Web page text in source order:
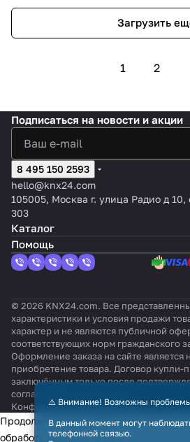
Загрузить
1 2
Подписаться на новости и акции
8 495 150 2593
hello@knx24.com
105005, Москва г. улица Радио д 10,
303
Каталог
Помощь
© 2026 KNX24.com. Все
характеристики и условия продажи
характер и не являются публичной
соответствующих норм гражданского
Оформление заказа на сайте является
приобретение товара. Договор купли-
заключённым только после
согласования всех условий.
КонфиденциальностьОферта
⚠️ Внимание! Возможны
В данный момент могут
телефонной связью.
Продолжая использовать наш сайт, вы
обработку файлов cookie в целях